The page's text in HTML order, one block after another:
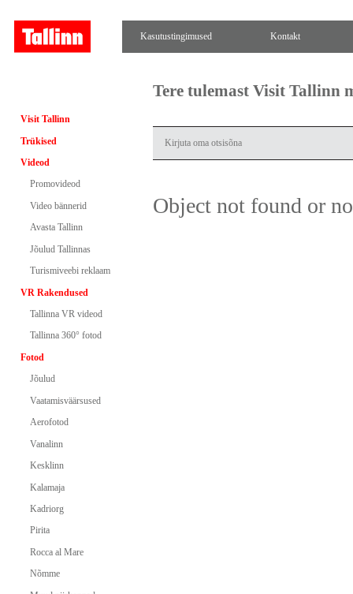
Kasutustingimused Kontakt
Visit Tallinn
Trükised
Videod
Promovideod
Video bännerid
Avasta Tallinn
Jõulud Tallinnas
Turismiveebi reklaam
VR Rakendused
Tallinna VR videod
Tallinna 360° fotod
Fotod
Jõulud
Vaatamisväärsused
Aerofotod
Vanalinn
Kesklinn
Kalamaja
Kadriorg
Pirita
Rocca al Mare
Nõmme
Tere tulemast Visit Tallinn
Object not found or